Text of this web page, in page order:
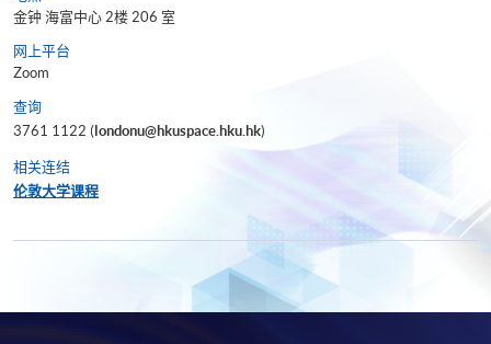
金钟 海富中心 2楼 206 室
网上平台
Zoom
查询
3761 1122 (londonu@hkuspace.hku.hk)
相关连结
伦敦大学课程